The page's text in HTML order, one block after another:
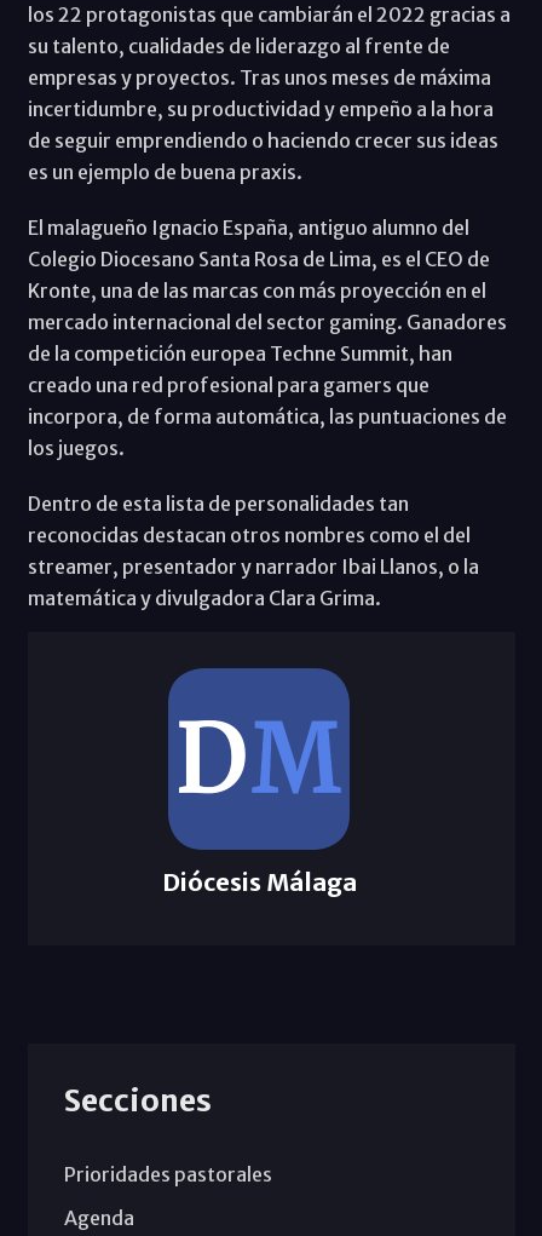
los 22 protagonistas que cambiarán el 2022 gracias a
su talento, cualidades de liderazgo al frente de
empresas y proyectos. Tras unos meses de máxima
incertidumbre, su productividad y empeño a la hora
de seguir emprendiendo o haciendo crecer sus ideas
es un ejemplo de buena praxis.
El malagueño Ignacio España, antiguo alumno del
Colegio Diocesano Santa Rosa de Lima, es el CEO de
Kronte, una de las marcas con más proyección en el
mercado internacional del sector gaming. Ganadores
de la competición europea Techne Summit, han
creado una red profesional para gamers que
incorpora, de forma automática, las puntuaciones de
los juegos.
Dentro de esta lista de personalidades tan
reconocidas destacan otros nombres como el del
streamer, presentador y narrador Ibai Llanos, o la
matemática y divulgadora Clara Grima.
Diócesis Málaga
Secciones
Prioridades pastorales
Agenda